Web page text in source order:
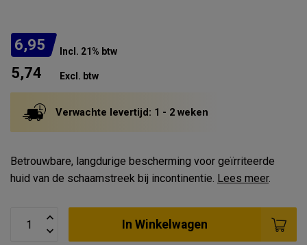
6,95 Incl. 21% btw
5,74 Excl. btw
Verwachte levertijd: 1 - 2 weken
Betrouwbare, langdurige bescherming voor geïrriteerde
huid van de schaamstreek bij incontinentie. Lees meer.
In Winkelwagen